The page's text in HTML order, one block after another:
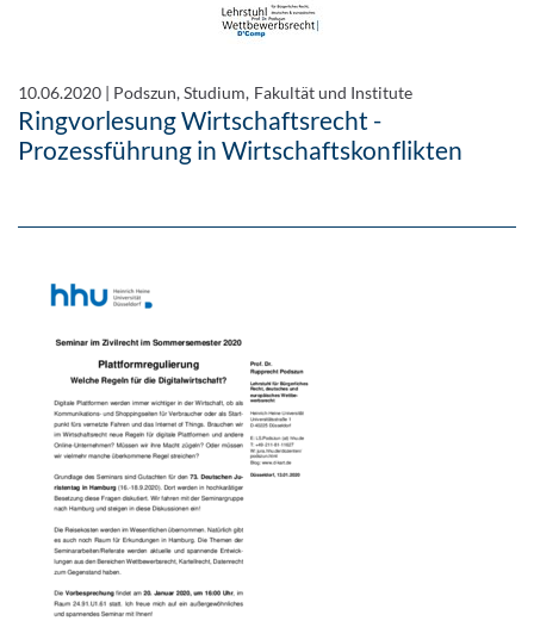
10.06.2020 | Podszun, Studium, Fakultät und Institute
Ringvorlesung Wirtschaftsrecht -
Prozessführung in Wirtschaftskonflikten